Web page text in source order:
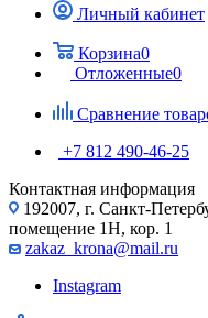
Личный кабинет
Корзина0
Отложенные0
Сравнение
+7 812 490-46-25
Контактная информация
192007, г. Санкт-
помещение 1Н, кор. 1
zakaz_krona@mail.ru
Instagram